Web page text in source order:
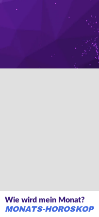
Wie wird mein Monat?
MONATS-HOROSKOP